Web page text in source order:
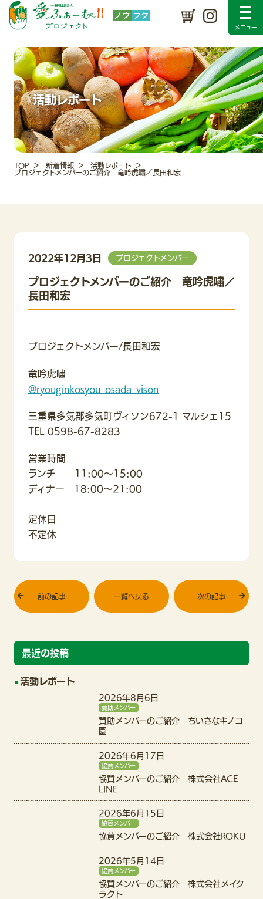
活動レポート
TOP 新着情報
活動レポート
プロジェクトメンバーのご紹介 竜吟虎嘯／長田和宏
2022年12月3日 プロジェクトメンバー
プロジェクトメンバーのご紹介 竜吟虎嘯／
長田和宏
プロジェクトメンバー/長田和宏
竜吟虎嘯
@ryouginkosyou_osada_vison
三重県多気郡多気町ヴィソン672-1 マルシェ15
TEL 0598-67-8283
営業時間
ランチ 11:00〜15:00
ディナー 18:00〜21:00
定休日
不定休
前の記事 一覧へ戻る 次の記事
最近の投稿
活動レポート
2026年8月6日
賛助メンバー
賛助メンバーのご紹介 ちいさなキノコ
園
2026年6月17日
協賛メンバー
協賛メンバーのご紹介 株式会社ACE
LINE
2026年6月15日
協賛メンバー
協賛メンバーのご紹介 株式会社ROKU
2026年5月14日
協賛メンバー
協賛メンバーのご紹介 株式会社メイク
ラクト